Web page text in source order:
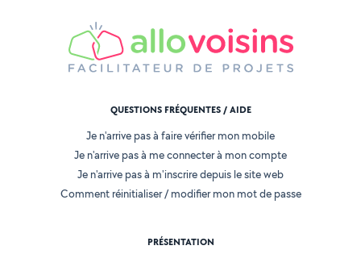
QUESTIONS FRÉQUENTES / AIDE
Je n'arrive pas à faire vérifier mon mobile
Je n'arrive pas à me connecter à mon compte
Je n'arrive pas à m'inscrire depuis le site web
Comment réinitialiser / modifier mon mot de passe
PRÉSENTATION